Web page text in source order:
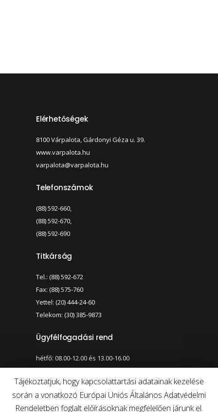
Elérhetőségek
8100 Várpalota, Gárdonyi Géza u. 39.
www.varpalota.hu
varpalota@varpalota.hu
Telefonszámok
(88) 592-660,
(88) 592-670,
(88) 592-690
Titkárság
Tel.: (88) 592-672
Fax: (88) 575-760
Yettel: (20) 444-24-60
Telekom: (30) 385-9873
Ügyfélfogadási rend
hétfő: 08.00-12.00 és 13.00-16.00
szerda: 08.00-12.00 és 13.00-17.00
Nagy kontraszt váltása
Betűméret váltása
Tájékoztatjuk, hogy kapcsolattartási adatainak kezelése
során a vonatkozó Európai Uniós Általános Adatvédelmi
Rendeletben foglalt előírásoknak megfelelően járunk el.